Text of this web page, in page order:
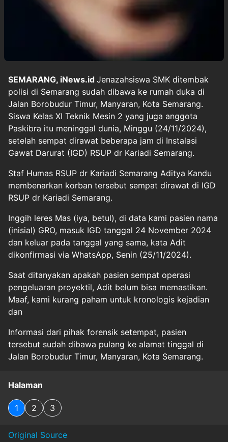
SEMARANG, iNews.id Jenazahsiswa SMK ditembak
polisi di Semarang sudah dibawa ke rumah duka di
Jalan Borobudur Timur, Manyaran, Kota Semarang.
Siswa Kelas XI Teknik Mesin 2 yang juga anggota
Paskibra itu meninggal dunia, Minggu (24/11/2024),
setelah sempat dirawat beberapa jam di Instalasi
Gawat Darurat (IGD) RSUP dr Kariadi Semarang.
Staf Humas RSUP dr Kariadi Semarang Aditya Kandu
membenarkan korban tersebut sempat dirawat di IGD
RSUP dr Kariadi Semarang.
Inggih leres Mas (iya, betul), di data kami pasien nama
(inisial) GRO, masuk IGD tanggal 24 November 2024
dan keluar pada tanggal yang sama, kata Adit
dikonfirmasi via WhatsApp, Senin (25/11/2024).
Saat ditanyakan apakah pasien sempat operasi
pengeluaran proyektil, Adit belum bisa memastikan.
Maaf, kami kurang paham untuk kronologis kejadian
dan
Informasi dari pihak forensik setempat, pasien
tersebut sudah dibawa pulang ke alamat tinggal di
Jalan Borobudur Timur, Manyaran, Kota Semarang.
Halaman
1 2 3
Original Source